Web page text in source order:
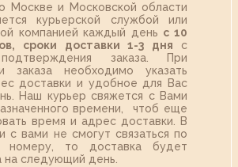
Москве и Московской области
курьерской службой или
компанией каждый день с 10
сроки доставки 1-3 дня с
заказа. При
заказа необходимо указать
доставки и удобное для Вас
Наш курьер свяжется с Вами
времени, чтоб еще
время и адрес доставки. В
с вами не смогут связаться по
номеру, то доставка будет
на следующий день.